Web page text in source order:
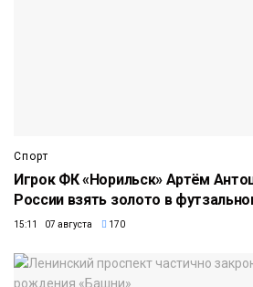
Спорт
Игрок ФК «Норильск» Артём
России взять золото в
15:11 07 августа 170